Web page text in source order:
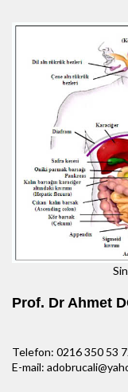
Prof. Dr Ahmet
Telefon: 0216 350 53
E-mail: